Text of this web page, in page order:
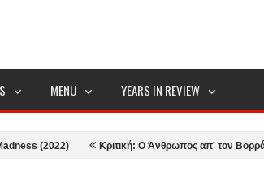
MENU YEARS IN REVIEW
Κριτική: Ο Άνθρωπος απ' τον Βορρά - The